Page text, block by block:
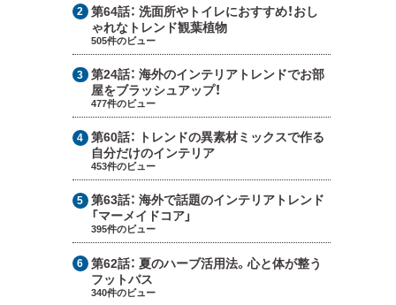
第64話：洗面所やトイレにおすすめ！おし
ゃれなトレンド観葉植物
505件のビュー
第24話：海外のインテリアトレンドでお部
屋をブラッシュアップ！
477件のビュー
第60話： トレンドの異素材ミックスで作る
自分だけのインテリア
453件のビュー
第63話：海外で話題のインテリアトレンド
「マーメイドコア」
395件のビュー
第62話：夏のハーブ活用法。心と体が整う
フットバス
340件のビュー